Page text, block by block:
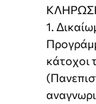
1.
κάτοχοι